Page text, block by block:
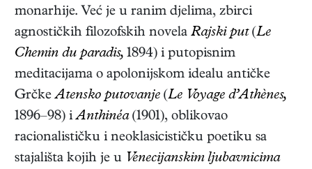
monarhije. Već je u ranim djelima, zbirci
agnostičkih filozofskih novela Rajski put(Le
Chemin du paradis, 1894) i putopisnim
meditacijama o apolonijskom idealu antičke
GrčkeAtensko putovanje (Le Voyage d’Athènes,
1896–98) iAnthinéa(1901), oblikovao
racionalističku i neoklasicističku poetiku sa
stajališta kojih je u Venecijanskim ljubavnicima